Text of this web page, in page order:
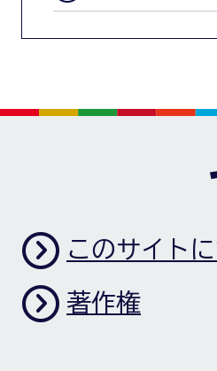
このサイト
著作権